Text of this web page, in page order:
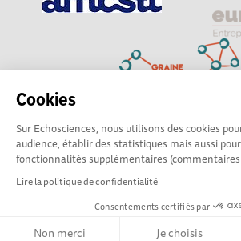
Cookies
Sur Echosciences, nous utilisons des cookies
audience, établir des statistiques mais aussi
fonctionnalités supplémentaires
Lire la politique de confidentialité
Consentements certifiés par
Non merci Je choisis
Explorer, s’exprimer, rentrer en contact :
Hauts-de-France est le réseau social des
sciences et de technologies du territoire
Mentions légales|Politique de
Ligne éditoriale